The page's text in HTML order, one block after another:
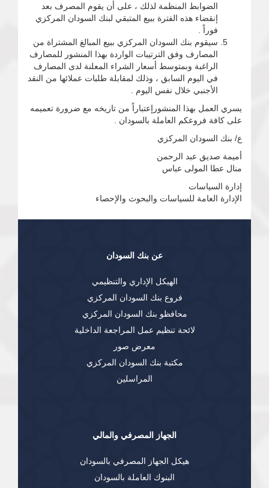
الضوابط المنظمة لذلك ، على أن يقوم المصرف بعد
إنقضاء هذه الفترة ببيع المتبقي لبنك السودان المركزي
فوراً .
سيقوم بنك السودان المركزي ببيع المبالغ المشتراة من
المصارف وفق الترتيبات الواردة بهذا المنشور للمصارف
الراغبة وبمتوسط أسعار الشراء المعلنة لدى المصارف
في اليوم السابق ، وذلك لمقابلة طلبات عملائها من النقد
الأجنبي خلال نفس اليوم .
يسري العمل بهذا المنشورإعتباراً من تاريخه مع ضرورة تعميمه
على كافة فروعكم العاملة بالسودان .
ع/ بنك السودان المركزي
أميمة صديق عبد الرحمن
منال عطا المولى عباس
إدارة السياسات
الإدارة العامة للسياسات والبحوث والإحصاء
عن بنك السودان
الهيكل الإداري والتنظيمي
فروع بنك السودان المركزي
محافظو بنك السودان المركزي
لائحة تنظيم عمل المراجعة الداخلية
معرض صور
مكتبة بنك السودان المركزي
المراسلين
الجهاز المصرفي والمالي
هيكل الجهاز المصرفي بالسودان
البنوك العاملة بالسودان